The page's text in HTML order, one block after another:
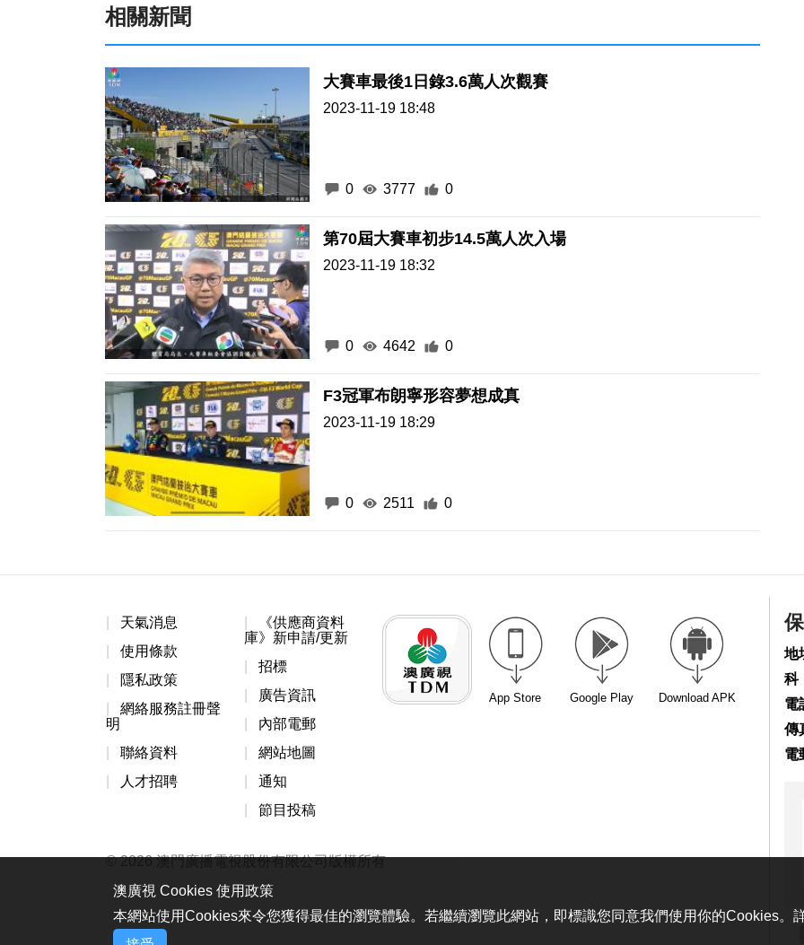
相關新聞
大賽車最後1日錄3.6萬人次觀賽
2023-11-19 18:48
0 3777 0
第70屆大賽車初步14.5萬人次入場
2023-11-19 18:32
0 4642 0
F3冠軍布朗寧形容夢想成真
2023-11-19 18:29
0 2511 0
天氣消息
使用條款
隱私政策
網絡服務註冊聲
明
聯絡資料
人才招聘
《供應商資料
庫》新申請/更新
招標
廣告資訊
內部電郵
網站地圖
通知
節目投稿
App Store Google Play Download APK
© 2026 澳門廣播電視股份有限公司版權所有
地
科
電
傳
電
澳廣視 Cookies 使用政策
本網站使用Cookies來令您獲得最佳的瀏覽體驗。若繼續瀏覽此網站，即標識您同意我們使用你的Cookies。